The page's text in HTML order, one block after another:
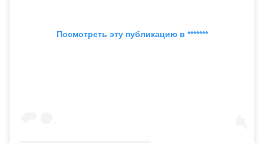
Посмотреть эту публикацию в *******